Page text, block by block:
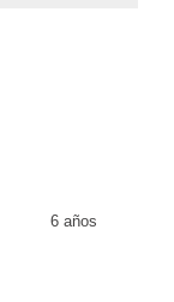
6 años